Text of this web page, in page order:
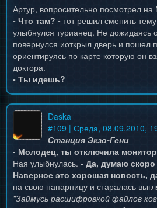
Артур, вопросительно посмотрел на
- Что там? - тот решил сменить
улыбнулся турианец. Не дожидаясь
повернулся иоткрыл дверь и пошел
ориентируясь по карте которую он
доктора.
- Ты идешь?
Daska
#109 | Среда, 08.09.2010,
Станция Экзо-Гени
- Молодец, ты отключила
Ная улыбнулась. - Да, думаю скоро
Наверное это хорошая новость,
на свою напарницу и старалась
"Займусь расшифровкой файлов